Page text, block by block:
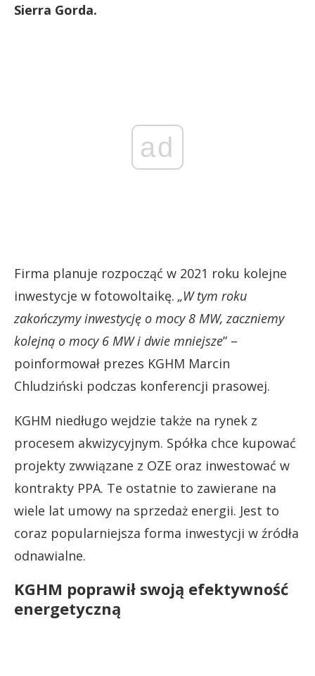
Sierra Gorda.
ad
Firma planuje rozpocząć w 2021 roku kolejne
inwestycje w fotowoltaikę. „W tym roku
zakończymy inwestycję o mocy 8 MW, zaczniemy
kolejną o mocy 6 MW i dwie mniejsze” –
poinformował prezes KGHM Marcin
Chludziński podczas konferencji prasowej.
KGHM niedługo wejdzie także na rynek z
procesem akwizycyjnym. Spółka chce kupować
projekty zwwiązane z OZE oraz inwestować w
kontrakty PPA. Te ostatnie to zawierane na
wiele lat umowy na sprzedaż energii. Jest to
coraz popularniejsza forma inwestycji w źródła
odnawialne.
KGHM poprawił swoją efektywność
energetyczną